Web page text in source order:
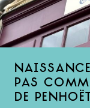
pas
de Penhoët